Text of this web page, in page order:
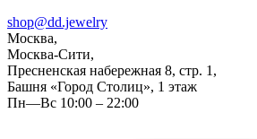
shop@dd.jewelry
Москва,
Москва-Сити,
Пресненская набережная 8, стр. 1,
Башня «Город Столиц», 1 этаж
Пн—Вс 10:00 – 22:00